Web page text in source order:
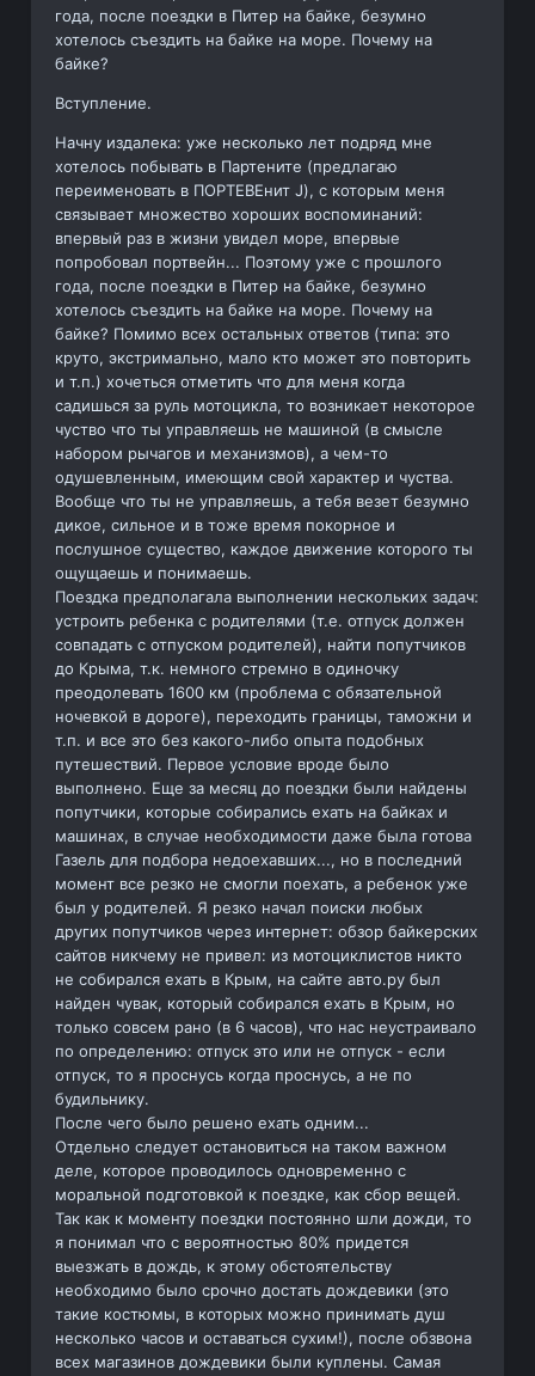
года, после поездки в Питер на байке, безумно
хотелось съездить на байке на море. Почему на
байке?
Вступление.
Начну издалека: уже несколько лет подряд мне
хотелось побывать в Партените (предлагаю
переименовать в ПОРТЕВЕнит J), с которым меня
связывает множество хороших воспоминаний:
впервый раз в жизни увидел море, впервые
попробовал портвейн... Поэтому уже с прошлого
года, после поездки в Питер на байке, безумно
хотелось съездить на байке на море. Почему на
байке? Помимо всех остальных ответов (типа: это
круто, экстримально, мало кто может это повторить
и т.п.) хочеться отметить что для меня когда
садишься за руль мотоцикла, то возникает некоторое
чуство что ты управляешь не машиной (в смысле
набором рычагов и механизмов), а чем-то
одушевленным, имеющим свой характер и чуства.
Вообще что ты не управляешь, а тебя везет безумно
дикое, сильное и в тоже время покорное и
послушное существо, каждое движение которого ты
ощущаешь и понимаешь.
Поездка предполагала выполнении нескольких задач:
устроить ребенка с родителями (т.е. отпуск должен
совпадать с отпуском родителей), найти попутчиков
до Крыма, т.к. немного стремно в одиночку
преодолевать 1600 км (проблема с обязательной
ночевкой в дороге), переходить границы, таможни и
т.п. и все это без какого-либо опыта подобных
путешествий. Первое условие вроде было
выполнено. Еще за месяц до поездки были найдены
попутчики, которые собирались ехать на байках и
машинах, в случае необходимости даже была готова
Газель для подбора недоехавших..., но в последний
момент все резко не смогли поехать, а ребенок уже
был у родителей. Я резко начал поиски любых
других попутчиков через интернет: обзор байкерских
сайтов никчему не привел: из мотоциклистов никто
не собирался ехать в Крым, на сайте авто.ру был
найден чувак, который собирался ехать в Крым, но
только совсем рано (в 6 часов), что нас неустраивало
по определению: отпуск это или не отпуск - если
отпуск, то я проснусь когда проснусь, а не по
будильнику.
После чего было решено ехать одним...
Отдельно следует остановиться на таком важном
деле, которое проводилось одновременно с
моральной подготовкой к поездке, как сбор вещей.
Так как к моменту поездки постоянно шли дожди, то
я понимал что с вероятностью 80% придется
выезжать в дождь, к этому обстоятельству
необходимо было срочно достать дождевики (это
такие костюмы, в которых можно принимать душ
несколько часов и оставаться сухим!), после обзвона
всех магазинов дождевики были куплены. Самая